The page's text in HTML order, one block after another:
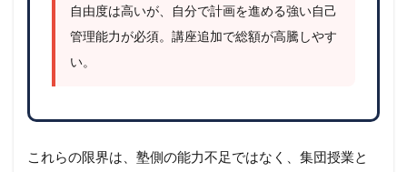
自由度は高いが、自分で計画を進める強い自己
管理能力が必須。講座追加で総額が高騰しやす
い。
これらの限界は、塾側の能力不足ではなく、集団授業と